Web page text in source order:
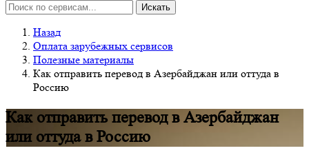
Искать
Назад
Оплата зарубежных сервисов
Полезные материалы
Как отправить перевод в Азербайджан или оттуда в
Россию
Как отправить перевод в Азербайджан
или оттуда в Россию